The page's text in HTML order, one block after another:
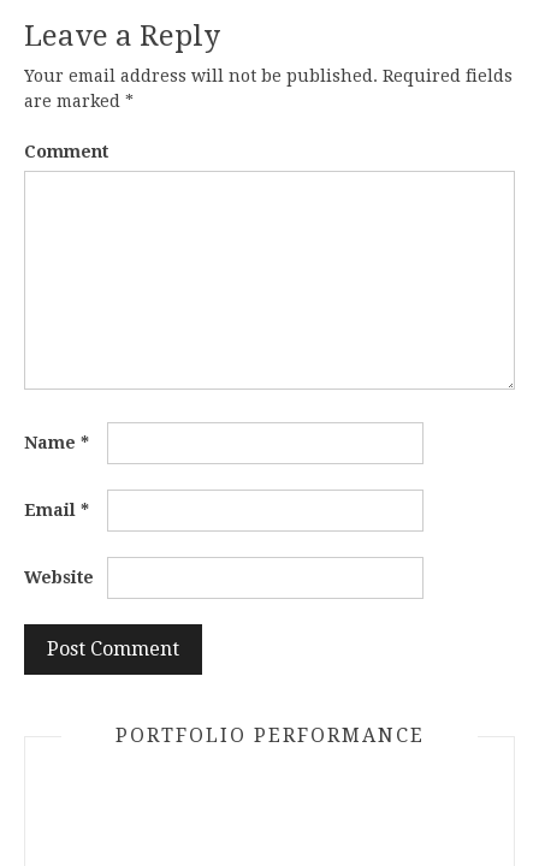
Leave a Reply
Your email address will not be published. Required fields
are marked *
Comment
Name *
Email *
Website
PORTFOLIO PERFORMANCE